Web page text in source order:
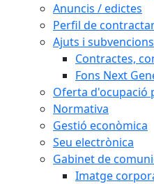
Anuncis / edictes
Perfil de
Ajuts i subvencions
Contractes,
Fons Next
Oferta d'ocupació
Normativa
Gestió econòmica
Seu electrònica
Gabinet de
Imatge